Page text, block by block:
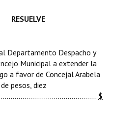
- Registro
Registro
RESUELVE
Despacho y
Municipal a extender la
a favor de Concejal Arabela
pesos, diez
$